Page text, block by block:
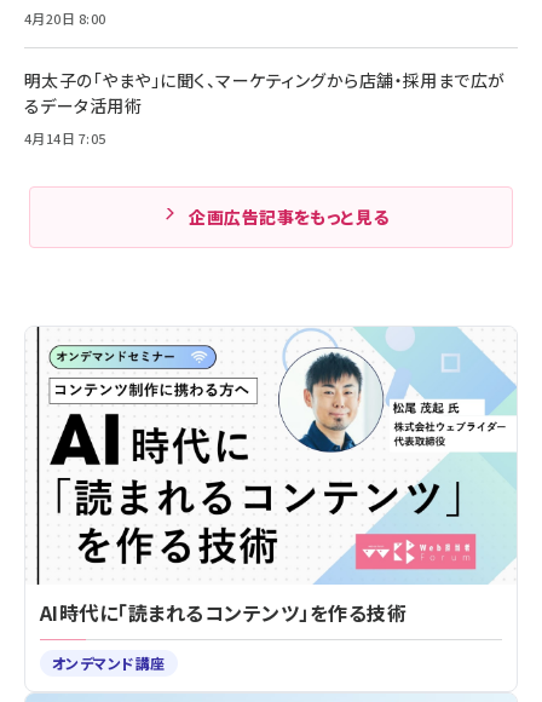
4月20日 8:00
明太子の「やまや」に聞く、マーケティングから店舗・採用まで広が
るデータ活用術
4月14日 7:05
企画広告記事をもっと見る
AI時代に「読まれるコンテンツ」を作る技術
オンデマンド講座